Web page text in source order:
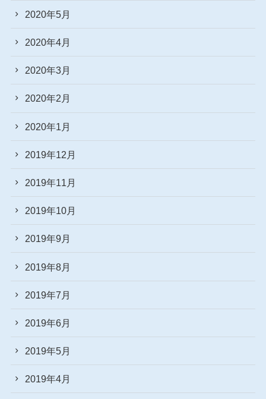
2020年5月
2020年4月
2020年3月
2020年2月
2020年1月
2019年12月
2019年11月
2019年10月
2019年9月
2019年8月
2019年7月
2019年6月
2019年5月
2019年4月